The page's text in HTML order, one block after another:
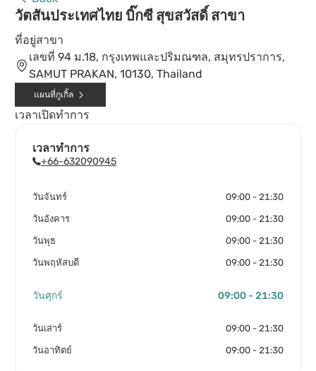
วัตสันประเทศไทย บิ๊กซี สุขสวัสดิ์ สาขา
ที่อยู่สาขา
เลขที่ 94 ม.18, กรุงเทพและปริมณฑล, สมุทรปราการ,
SAMUT PRAKAN, 10130, Thailand
แผนที่กูเกิ้ล
เวลาเปิดทำการ
เวลาทำการ
+66-632090945
วันจันทร์ 09:00 - 21:30
วันอังคาร 09:00 - 21:30
วันพุธ 09:00 - 21:30
วันพฤหัสบดี 09:00 - 21:30
วันศุกร์ 09:00 - 21:30
วันเสาร์ 09:00 - 21:30
วันอาทิตย์ 09:00 - 21:30